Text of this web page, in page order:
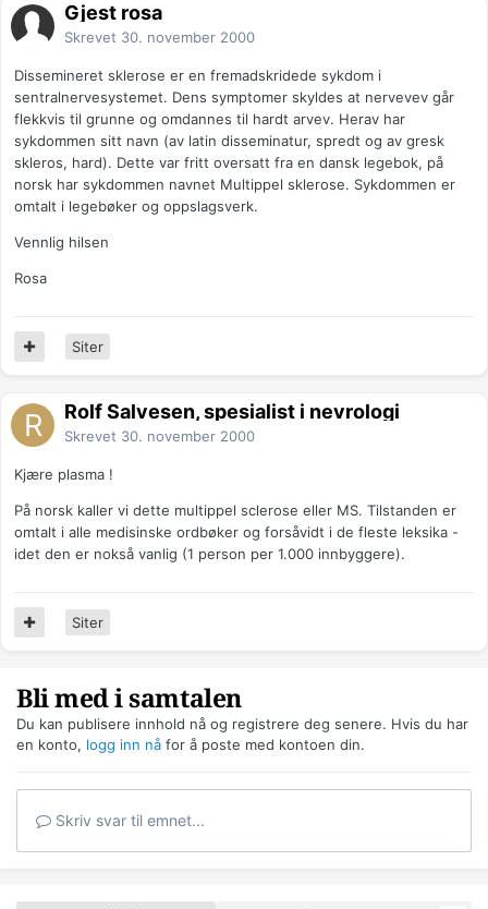
Gjest rosa
Skrevet 30. november 2000
Dissemineret sklerose er en fremadskridede sykdom i
sentralnervesystemet. Dens symptomer skyldes at nervevev går
flekkvis til grunne og omdannes til hardt arvev. Herav har
sykdommen sitt navn (av latin disseminatur, spredt og av gresk
skleros, hard). Dette var fritt oversatt fra en dansk legebok, på
norsk har sykdommen navnet Multippel sklerose. Sykdommen er
omtalt i legebøker og oppslagsverk.
Vennlig hilsen
Rosa
Siter
Rolf Salvesen, spesialist i nevrologi
Skrevet 30. november 2000
Kjære plasma !
På norsk kaller vi dette multippel sclerose eller MS. Tilstanden er
omtalt i alle medisinske ordbøker og forsåvidt i de fleste leksika -
idet den er nokså vanlig (1 person per 1.000 innbyggere).
Siter
Bli med i samtalen
Du kan publisere innhold nå og registrere deg senere. Hvis du har
en konto, logg inn nå for å poste med kontoen din.
Skriv svar til emnet...